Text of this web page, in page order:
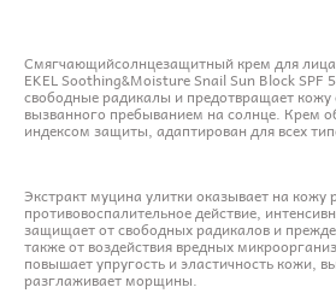
Смягчающийсолнцезащитный крем для
EKEL Soothing&Moisture Snail Sun Block SPF
свободные радикалы и предотвращает кожу
вызванного пребыванием на солнце. Крем
индексом защиты, адаптирован для всех
Экстракт муцина улитки оказывает на кожу
противовоспалительное действие,
защищает от свободных радикалов и
также от воздействия вредных
повышает упругость и эластичность кожи,
разглаживает морщины.